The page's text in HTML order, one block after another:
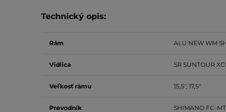
Technický opis:
Rám ALU NEW WM
Vidlica SR SUNTOUR
Veľkosť rámu 15,5", 17,5"
Prevodník SHIMANO FC-